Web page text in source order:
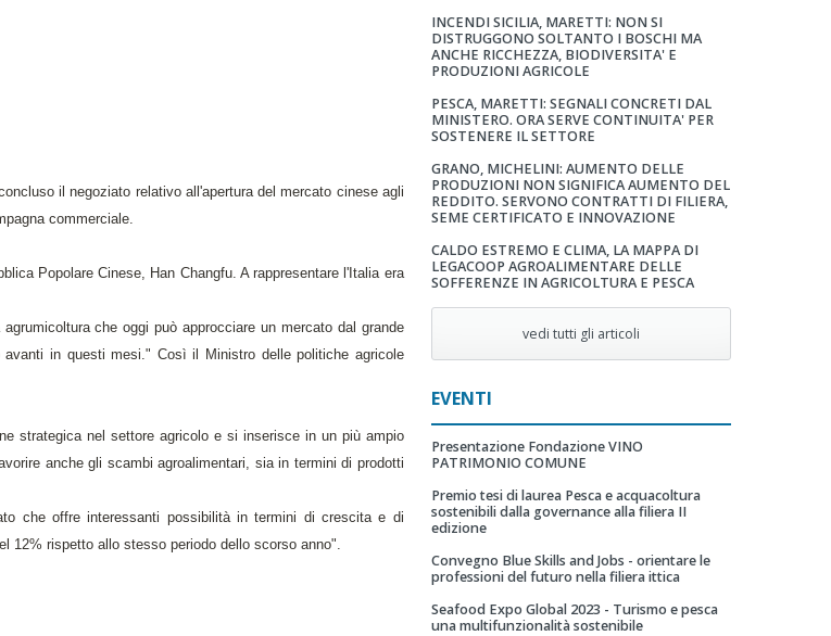
il negoziato relativo all'apertura del mercato cinese agli
commerciale.
Popolare Cinese, Han Changfu. A rappresentare l'Italia era
che oggi può approcciare un mercato dal grande
in questi mesi." Così il Ministro delle politiche agricole
strategica nel settore agricolo e si inserisce in un più ampio
anche gli scambi agroalimentari, sia in termini di prodotti
che offre interessanti possibilità in termini di crescita e di
12% rispetto allo stesso periodo dello scorso anno".
INCENDI SICILIA, MARETTI: NON SI
DISTRUGGONO SOLTANTO I BOSCHI MA
ANCHE RICCHEZZA, BIODIVERSITA' E
PRODUZIONI AGRICOLE
PESCA, MARETTI: SEGNALI CONCRETI DAL
MINISTERO. ORA SERVE CONTINUITA' PER
SOSTENERE IL SETTORE
GRANO, MICHELINI: AUMENTO DELLE
PRODUZIONI NON SIGNIFICA AUMENTO DEL
REDDITO. SERVONO CONTRATTI DI FILIERA,
SEME CERTIFICATO E INNOVAZIONE
CALDO ESTREMO E CLIMA, LA MAPPA DI
LEGACOOP AGROALIMENTARE DELLE
SOFFERENZE IN AGRICOLTURA E PESCA
vedi tutti gli articoli
EVENTI
Presentazione Fondazione VINO
PATRIMONIO COMUNE
Premio tesi di laurea Pesca e acquacoltura
sostenibili dalla governance alla filiera II
edizione
Convegno Blue Skills and Jobs - orientare le
professioni del futuro nella filiera ittica
Seafood Expo Global 2023 - Turismo e pesca
una multifunzionalità sostenibile